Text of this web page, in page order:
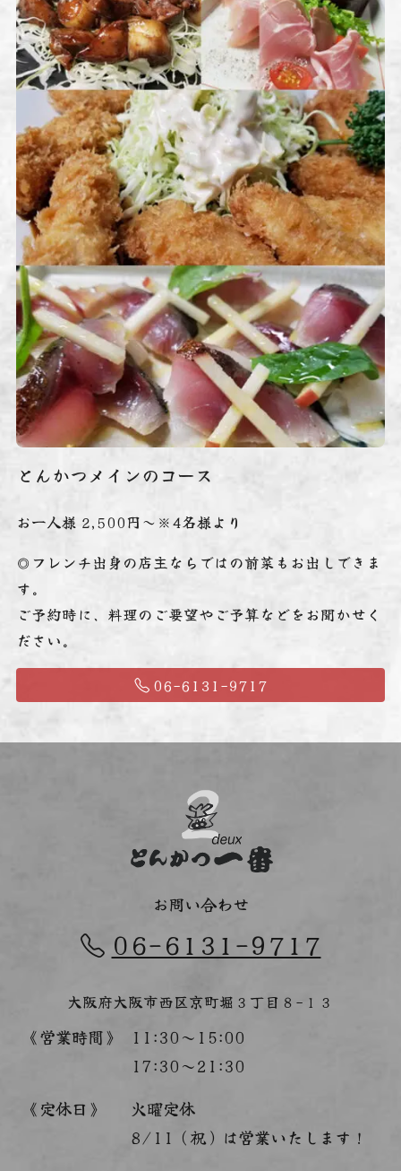
とんかつメインのコース
お一人様 2,500円～※4名様より
◎フレンチ出身の店主ならではの前菜もお出しできま
す。
ご予約時に、料理のご要望やご予算などをお聞かせく
ださい。
06-6131-9717
お問い合わせ
06-6131-9717
大阪府大阪市西区京町堀３丁目８−１３
《営業時間》
11:30～15:00
17:30～21:30
《定休日》
火曜定休
8/11（祝）は営業いたします！